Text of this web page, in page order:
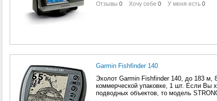
Отзывы 0 Хочу себе 0 У меня есть 0
Garmin Fishfinder 140
Эхолот Garmin Fishfinder 140, до 183 м,
коммерческой упаковке, 1 шт. Если Вы
подводных объектов, то модель